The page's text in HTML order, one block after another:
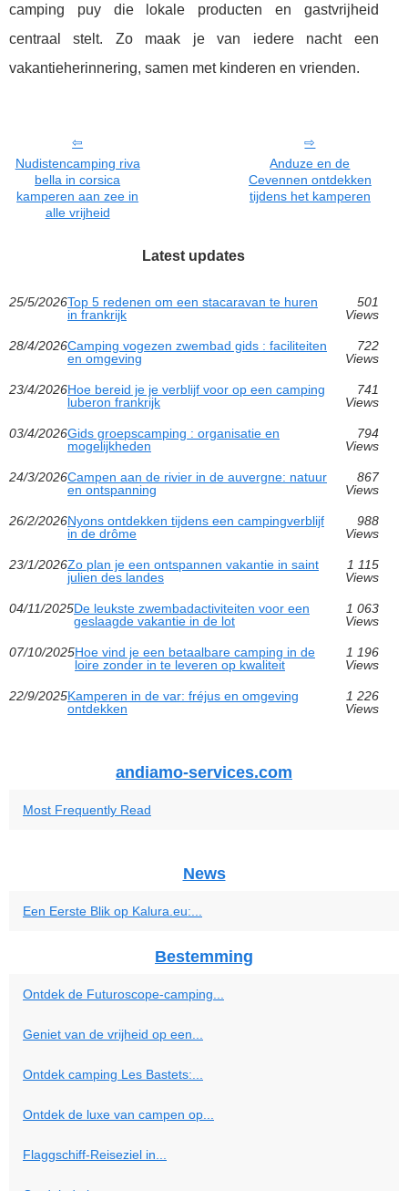
camping puy die lokale producten en gastvrijheid
centraal stelt. Zo maak je van iedere nacht een
vakantieherinnering, samen met kinderen en vrienden.
Nudistencamping riva
bella in corsica
kamperen aan zee in
alle vrijheid
Anduze en de
Cevennen ontdekken
tijdens het kamperen
Latest updates
25/5/2026Top 5 redenen om een stacaravan te huren
in frankrijk
501
Views
28/4/2026Camping vogezen zwembad gids : faciliteiten
en omgeving
722
Views
23/4/2026Hoe bereid je je verblijf voor op een camping
luberon frankrijk
741
Views
03/4/2026Gids groepscamping : organisatie en
mogelijkheden
794
Views
24/3/2026Campen aan de rivier in de auvergne: natuur
en ontspanning
867
Views
26/2/2026Nyons ontdekken tijdens een campingverblijf
in de drôme
988
Views
23/1/2026Zo plan je een ontspannen vakantie in saint
julien des landes
1 115
Views
04/11/2025De leukste zwembadactiviteiten voor een
geslaagde vakantie in de lot
1 063
Views
07/10/2025Hoe vind je een betaalbare camping in de
loire zonder in te leveren op kwaliteit
1 196
Views
22/9/2025Kamperen in de var: fréjus en omgeving
ontdekken
1 226
Views
andiamo-services.com
Most Frequently Read
News
Een Eerste Blik op Kalura.eu:...
Bestemming
Ontdek de Futuroscope-camping...
Geniet van de vrijheid op een...
Ontdek camping Les Bastets:...
Ontdek de luxe van campen op...
Flaggschiff-Reiseziel in...